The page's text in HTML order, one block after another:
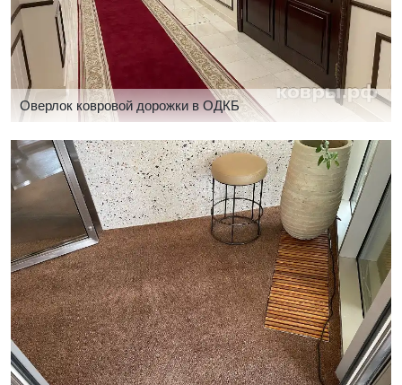
Оверлок ковровой дорожки в ОДКБ